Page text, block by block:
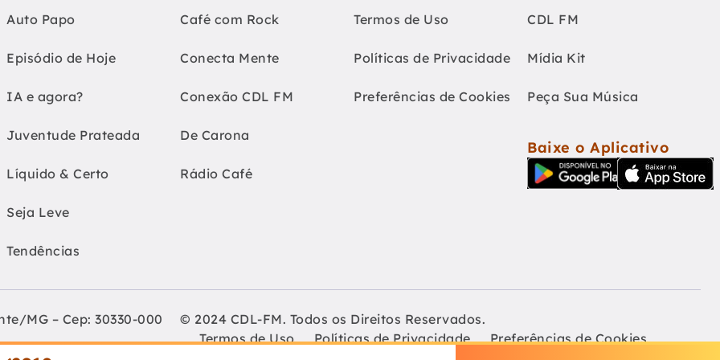
Auto Papo
Episódio de Hoje
IA e agora?
Juventude Prateada
Líquido & Certo
Seja Leve
Tendências
Café com Rock
Conecta Mente
Conexão CDL FM
De Carona
Rádio Café
Termos de Uso
Políticas de Privacidade
Preferências de Cookies
CDL FM
Mídia Kit
Peça Sua Música
Baixe o Aplicativo
MG – Cep: 30330-000
© 2024 CDL-FM. Todos os Direitos Reservados.
Termos de Uso
Políticas de Privacidade Preferências de Cookies